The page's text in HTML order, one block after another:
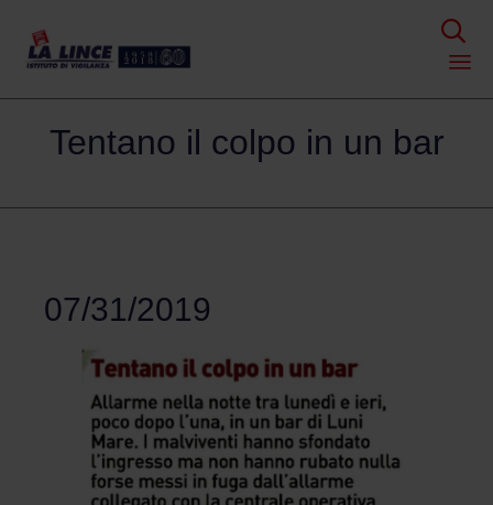

to
content
Tentano il colpo in un bar
07/31/2019